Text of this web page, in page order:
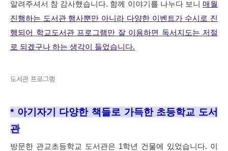
알려주셔서 참 감사했습니다. 함께 이야기를 나누다 보니 매월
진행하는 도서관 행사뿐만 아니라 다양한 이벤트가 수시로 진
행되어 학교도서관 프로그램만 잘 이용하면 독서지도는 저절
로 되겠구나 하는 생각이 들었습니다.
도서관 프로그램
* 아기자기 다양한 책들로 가득한 초등학교 도서
관
방문한 관교초등학교 도서관은 1학년 건물에 있었습니다. 이